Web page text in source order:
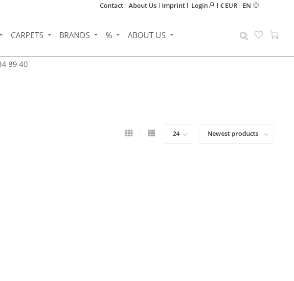
Contact About Us Imprint Login € EUR EN
CARPETS BRANDS % ABOUT US
89 40